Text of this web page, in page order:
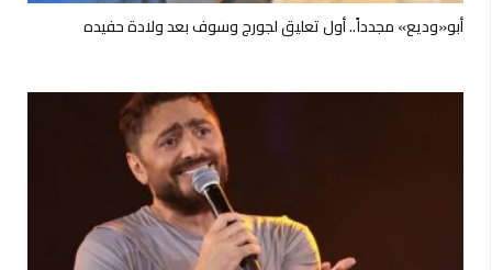
أبو«وديع» مجدداً.. أول تعليق لجورج وسوف بعد ولادة حفيده